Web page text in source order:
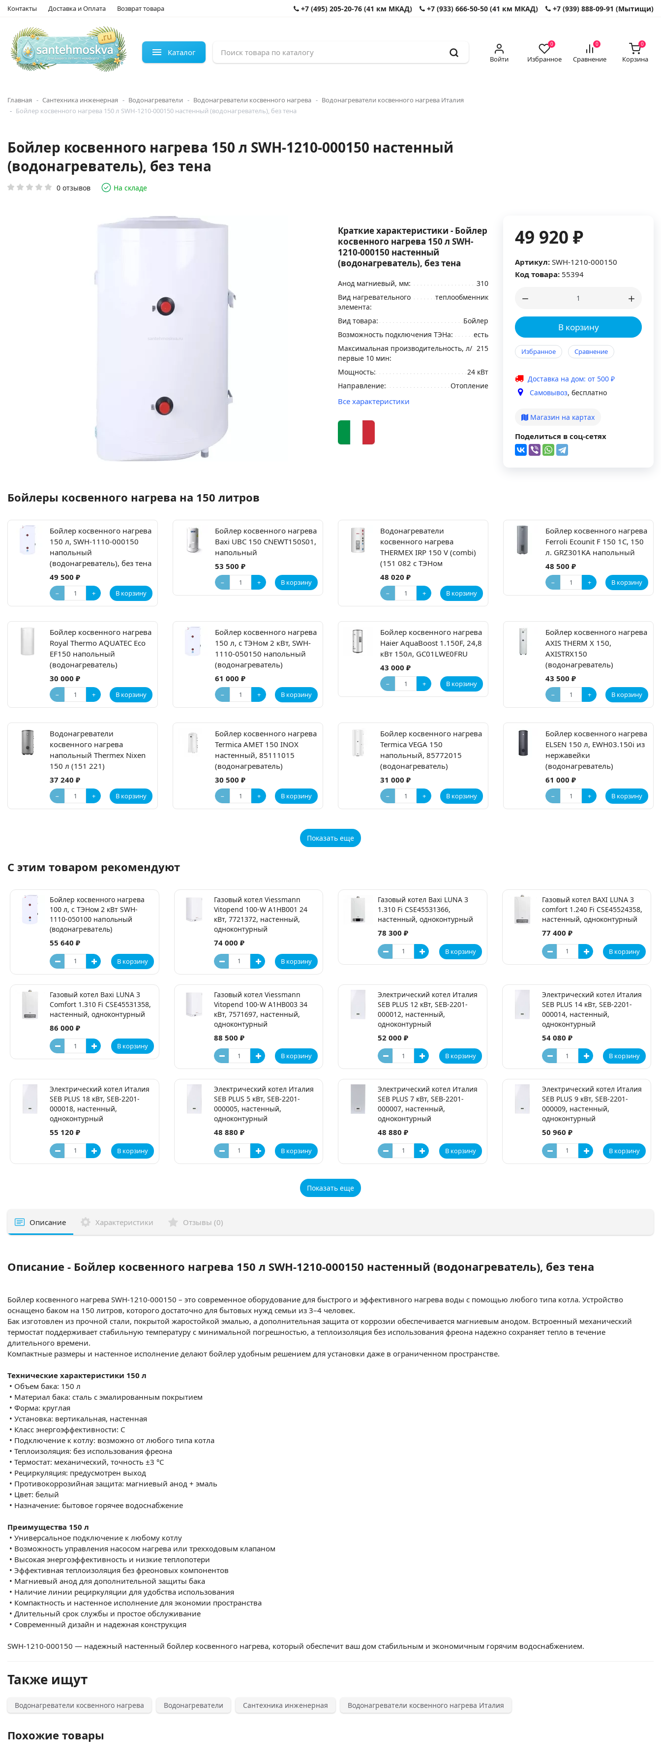
Контакты Доставка и Оплата Возврат товара +7 (495) 205-20-76 (41 км МКАД) +7 (933) 666-50-50 (41 км МКАД) +7 (939) 888-09-91 (Мытищи)
Каталог
Войти
0
Избранное
0
Сравнение
0
Корзина
Главная Сантехника инженерная Водонагреватели Водонагреватели косвенного нагрева
Водонагреватели косвенного нагрева Италия
Бойлер косвенного нагрева 150 л SWH-1210-000150 настенный (водонагреватель), без тена
Бойлер косвенного нагрева 150 л SWH-1210-000150 настенный
(водонагреватель), без тена
0 отзывов На складе
49 920 ₽
Артикул: SWH-1210-000150
Код товара: 55394
В корзину
Избранное Сравнение
Доставка на дом: от 500 ₽
Самовывоз, бесплатно
Магазин на картах
Поделиться в соц-сетях
Краткие характеристики - Бойлер
косвенного нагрева 150 л SWH-
1210-000150 настенный
(водонагреватель), без тена
Анод магниевый, мм:
310
Вид нагревательного
элемента:
теплообменник
Вид товара:
Бойлер
Возможность подключения ТЭНа:
есть
Максимальная производительность, л/
первые 10 мин:
215
Мощность:
24 кВт
Направление:
Отопление
Все характеристики
Бойлеры косвенного нагрева на 150 литров
Бойлер косвенного нагрева
150 л, SWH-1110-000150
напольный
(водонагреватель), без тена
49 500 ₽
− + В корзину
Бойлер косвенного нагрева
Baxi UBC 150 CNEWT150S01,
напольный
53 500 ₽
− + В корзину
Водонагреватели
косвенного нагрева
THERMEX IRP 150 V (combi)
(151 082 с ТЭНом
48 020 ₽
− + В корзину
Бойлер косвенного нагрева
Ferroli Ecounit F 150 1C, 150
л. GRZ301KA напольный
48 500 ₽
− + В корзину
Бойлер косвенного нагрева
Royal Thermo AQUATEC Eco
EF150 напольный
(водонагреватель)
30 000 ₽
− + В корзину
Бойлер косвенного нагрева
150 л, с ТЭНом 2 кВт, SWH-
1110-050150 напольный
(водонагреватель)
61 000 ₽
− + В корзину
Бойлер косвенного нагрева
Haier AquaBoost 1.150F, 24,8
кВт 150л, GC01LWE0FRU
43 000 ₽
− + В корзину
Бойлер косвенного нагрева
AXIS THERM X 150,
AXISTRX150
(водонагреватель)
43 500 ₽
− + В корзину
Водонагреватели
косвенного нагрева
напольный Thermex Nixen
150 л (151 221)
37 240 ₽
− + В корзину
Бойлер косвенного нагрева
Termica AMET 150 INOХ
настенный, 85111015
(водонагреватель)
30 500 ₽
− + В корзину
Бойлер косвенного нагрева
Termica VEGA 150
напольный, 85772015
(водонагреватель)
31 000 ₽
− + В корзину
Бойлер косвенного нагрева
ELSEN 150 л, EWH03.150i из
нержавейки
(водонагреватель)
61 000 ₽
− + В корзину
Показать еще
С этим товаром рекомендуют
Бойлер косвенного нагрева
100 л, с ТЭНом 2 кВт SWH-
1110-050100 напольный
(водонагреватель)
55 640 ₽
В корзину
Газовый котел Viessmann
Vitopend 100-W A1HB001 24
кВт, 7721372, настенный,
одноконтурный
74 000 ₽
В корзину
Газовый котел Baxi LUNA 3
1.310 Fi CSE45531366,
настенный, одноконтурный
78 300 ₽
В корзину
Газовый котел BAXI LUNA 3
comfort 1.240 Fi CSE45524358,
настенный, одноконтурный
77 400 ₽
В корзину
Газовый котел Baxi LUNA 3
Comfort 1.310 Fi CSE45531358,
настенный, одноконтурный
86 000 ₽
В корзину
Газовый котел Viessmann
Vitopend 100-W A1HB003 34
кВт, 7571697, настенный,
одноконтурный
88 500 ₽
В корзину
Электрический котел Италия
SEB PLUS 12 кВт, SEB-2201-
000012, настенный,
одноконтурный
52 000 ₽
В корзину
Электрический котел Италия
SEB PLUS 14 кВт, SEB-2201-
000014, настенный,
одноконтурный
54 080 ₽
В корзину
Электрический котел Италия
SEB PLUS 18 кВт, SEB-2201-
000018, настенный,
одноконтурный
55 120 ₽
В корзину
Электрический котел Италия
SEB PLUS 5 кВт, SEB-2201-
000005, настенный,
одноконтурный
48 880 ₽
В корзину
Электрический котел Италия
SEB PLUS 7 кВт, SEB-2201-
000007, настенный,
одноконтурный
48 880 ₽
В корзину
Электрический котел Италия
SEB PLUS 9 кВт, SEB-2201-
000009, настенный,
одноконтурный
50 960 ₽
В корзину
Показать еще
Описание Характеристики Отзывы (0)
Описание - Бойлер косвенного нагрева 150 л SWH-1210-000150 настенный (водонагреватель), без тена
Бойлер косвенного нагрева SWH-1210-000150 – это современное оборудование для быстрого и эффективного нагрева воды с помощью любого типа котла. Устройство
оснащено баком на 150 литров, которого достаточно для бытовых нужд семьи из 3–4 человек.
Бак изготовлен из прочной стали, покрытой жаростойкой эмалью, а дополнительная защита от коррозии обеспечивается магниевым анодом. Встроенный механический
термостат поддерживает стабильную температуру с минимальной погрешностью, а теплоизоляция без использования фреона надежно сохраняет тепло в течение
длительного времени.
Компактные размеры и настенное исполнение делают бойлер удобным решением для установки даже в ограниченном пространстве.
Технические характеристики 150 л
• Объем бака: 150 л
• Материал бака: сталь с эмалированным покрытием
• Форма: круглая
• Установка: вертикальная, настенная
• Класс энергоэффективности: С
• Подключение к котлу: возможно от любого типа котла
• Теплоизоляция: без использования фреона
• Термостат: механический, точность ±3 °C
• Рециркуляция: предусмотрен выход
• Противокоррозийная защита: магниевый анод + эмаль
• Цвет: белый
• Назначение: бытовое горячее водоснабжение
Преимущества 150 л
• Универсальное подключение к любому котлу
• Возможность управления насосом нагрева или трехходовым клапаном
• Высокая энергоэффективность и низкие теплопотери
• Эффективная теплоизоляция без фреоновых компонентов
• Магниевый анод для дополнительной защиты бака
• Наличие линии рециркуляции для удобства использования
• Компактность и настенное исполнение для экономии пространства
• Длительный срок службы и простое обслуживание
• Современный дизайн и надежная конструкция
SWH-1210-000150 — надежный настенный бойлер косвенного нагрева, который обеспечит ваш дом стабильным и экономичным горячим водоснабжением.
Также ищут
Водонагреватели косвенного нагрева Водонагреватели Сантехника инженерная Водонагреватели косвенного нагрева Италия
Похожие товары